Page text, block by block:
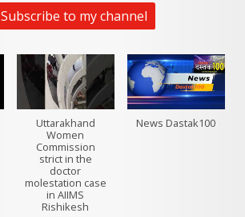
Subscribe to my channel
Uttarakhand
Women
Commission
strict in the
doctor
molestation case
in AIIMS
Rishikesh
News Dastak100